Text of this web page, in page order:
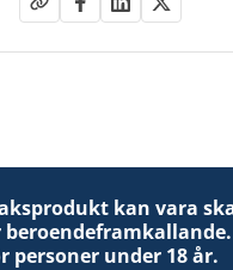
kan vara
personer under 18 år.